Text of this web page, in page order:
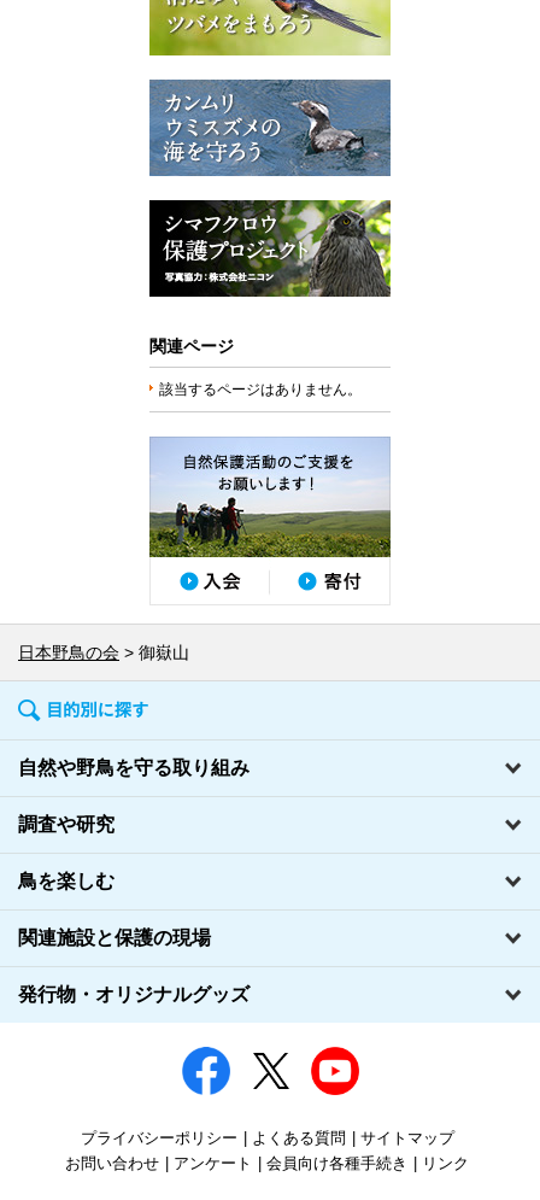
関連ページ
該当するページはありません。
日本野鳥の会 御嶽山
自然や野鳥を守る取り組み
調査や研究
鳥を楽しむ
関連施設と保護の現場
発行物・オリジナルグッズ
プライバシーポリシー よくある質問
サイトマップ
お問い合わせ
アンケート 会員向け各種手続き リンク